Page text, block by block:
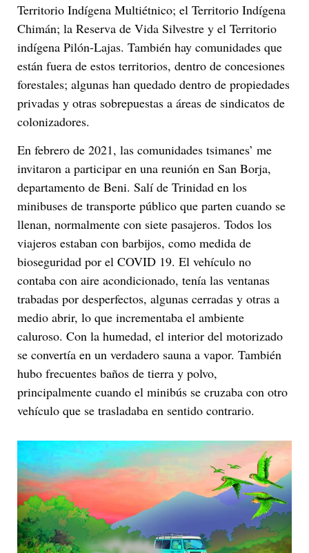
Territorio Indígena Multiétnico; el Territorio Indígena
Chimán; la Reserva de Vida Silvestre y el Territorio
indígena Pilón-Lajas. También hay comunidades que
están fuera de estos territorios, dentro de concesiones
forestales; algunas han quedado dentro de propiedades
privadas y otras sobrepuestas a áreas de sindicatos de
colonizadores.
En febrero de 2021, las comunidades tsimanes’ me
invitaron a participar en una reunión en San Borja,
departamento de Beni. Salí de Trinidad en los
minibuses de transporte público que parten cuando se
llenan, normalmente con siete pasajeros. Todos los
viajeros estaban con barbijos, como medida de
bioseguridad por el COVID 19. El vehículo no
contaba con aire acondicionado, tenía las ventanas
trabadas por desperfectos, algunas cerradas y otras a
medio abrir, lo que incrementaba el ambiente
caluroso. Con la humedad, el interior del motorizado
se convertía en un verdadero sauna a vapor. También
hubo frecuentes baños de tierra y polvo,
principalmente cuando el minibús se cruzaba con otro
vehículo que se trasladaba en sentido contrario.